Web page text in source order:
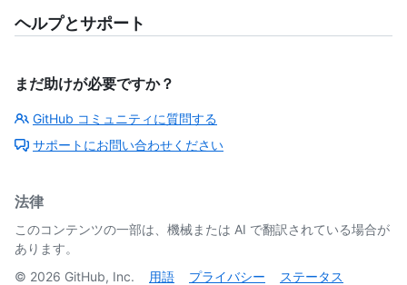
ヘルプとサポート
まだ助けが必要ですか？
GitHub コミュニティに質問する
サポートにお問い合わせください
法律
このコンテンツの一部は、機械または AI で翻訳されている場合が
あります。
© 2026 GitHub, Inc. 用語 プライバシー ステータス